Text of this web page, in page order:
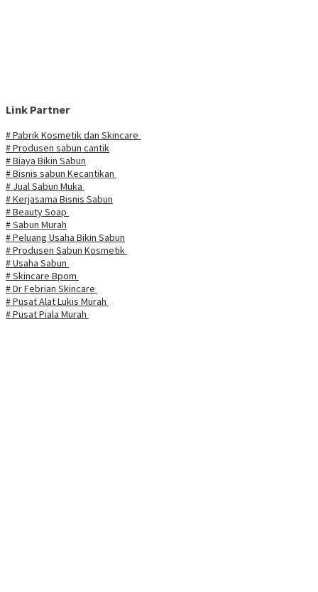
Link Partner
# Pabrik Kosmetik dan Skincare
# Produsen sabun cantik
# Biaya Bikin Sabun
# Bisnis sabun Kecantikan
# Jual Sabun Muka
# Kerjasama Bisnis Sabun
# Beauty Soap
# Sabun Murah
# Peluang Usaha Bikin Sabun
# Produsen Sabun Kosmetik
# Usaha Sabun
# Skincare Bpom
# Dr Febrian Skincare
# Pusat Alat Lukis Murah
# Pusat Piala Murah